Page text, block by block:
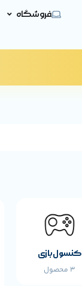
فروشگاه
کنسول بازی
3 محصول